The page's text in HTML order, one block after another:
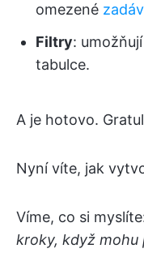
omezené
Filtry:
tabulce.
A je hotovo.
Nyní víte, jak
Víme, co si
kroky, když mohu